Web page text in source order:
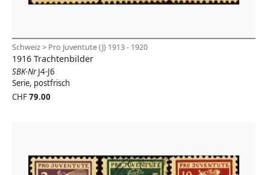
Schweiz > Pro Juventute (J) 1913 - 1920
1916 Trachtenbilder
SBK-NrJ4-J6
Serie, postfrisch
CHF79.00